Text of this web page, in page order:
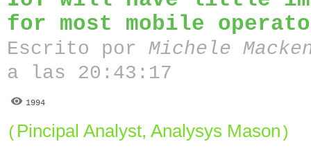
for most mobile
Escrito porMichele
a las 20:43:17
1994
( Pincipal Analyst, Analysys Mason)